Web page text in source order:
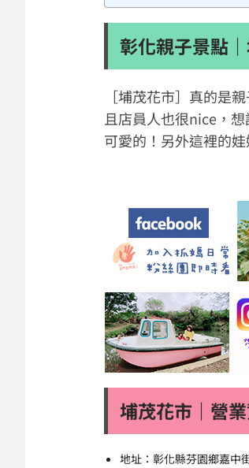
彰化親子景點
［埔茂花市］真的是
且店員人也很nice，
可愛的！另外這裡的
埔茂花市｜營
地址：彰化縣芬園鄉嘉中